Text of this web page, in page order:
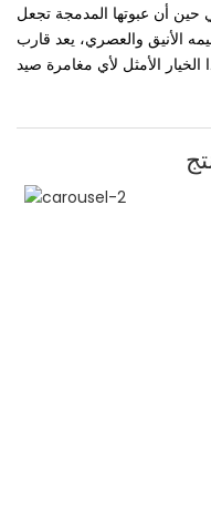
حين أن عبوتها المدمجة تجعل
الأنيق والعصري، يعد قارب